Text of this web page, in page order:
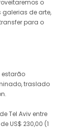
o
galerias de arte,
para o
traslado
Tel Aviv entre
US$ 230,00 (1